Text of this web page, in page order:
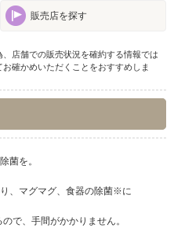
販売店を探す
店舗での販売状況を確約する情報では
確かめいただくことをおすすめしま
菌を。
、マグマグ、食器の除菌※に
で、手間がかかりません。